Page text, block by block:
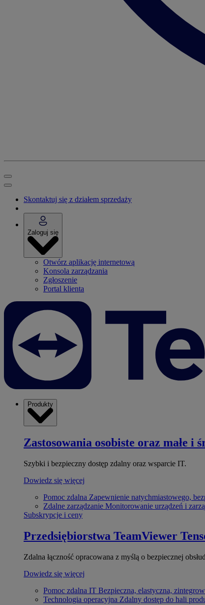
Skontaktuj się z działem sprzedaży
Zaloguj się
Otwórz aplikację internetową
Konsola zarządzania
Zgłoszenie
Portal klienta
Produkty
Zastosowania osobiste oraz małe i
Szybki i bezpieczny dostęp zdalny oraz wsparcie IT.
Dowiedz się więcej
Pomoc zdalna Zapewnienie natychmiastowego,
Zdalne zarządzanie Monitorowanie urządzeń i
Subskrypcje i ceny
Przedsiębiorstwa TeamViewer
Zdalna łączność opracowana z myślą o bezpiecznej
Dowiedz się więcej
Pomoc zdalna IT Bezpieczna, elastyczna,
Technologia operacyjna Zdalny dostęp do hali